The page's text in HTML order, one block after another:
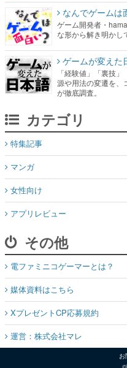
なんでゲームは
ゲーム開発者・
な形から解き明かし
ゲームが変えた
「経験値」「裏技
源や用法の変遷を、
が徹底調査。
カテゴリ
特集記事
マンガ
女性向け
アプリレビュー
その他
電ファミニコゲーマーとは？
媒体資料はこちら
XプレゼントCP応募規約
運営：株式会社マレ
お